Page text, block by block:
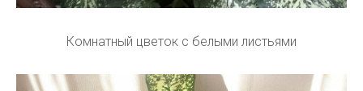
Комнатный цветок с белыми листьями